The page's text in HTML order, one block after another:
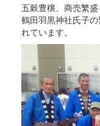
五穀豊穣、商売繁
鶴田羽黒神社氏子
れています。